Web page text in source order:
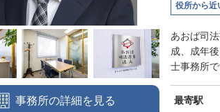
役所から近
あおば司
成、成年
士事務所
最寄駅
事務所の詳細を見る